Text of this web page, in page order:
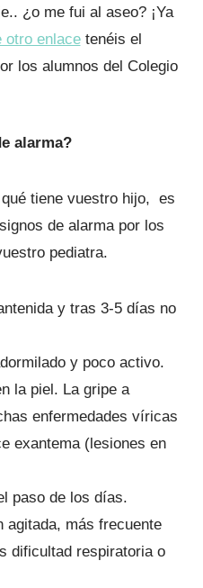
¿o me fui al aseo? ¡Ya
otro enlacetenéis el
los alumnos del Colegio
alarma?
tiene vuestro hijo, es
de alarma por los
pediatra.
y tras 3-5 días no
y poco activo.
la piel. La gripe a
enfermedades víricas
exantema (lesiones en
paso de los días.
agitada, más frecuente
dificultad respiratoria o